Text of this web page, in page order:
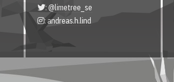
:@limetree_se
:andreas.h.lind